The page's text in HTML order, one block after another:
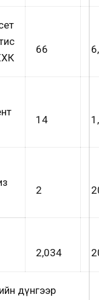
66
14
2
2,034
дүнгээр